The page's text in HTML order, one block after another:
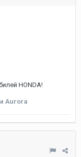
HONDA!
Aurora